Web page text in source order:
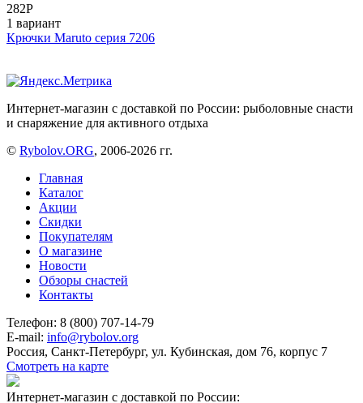
282Р
1 вариант
Крючки Maruto серия 7206
Интернет-магазин с доставкой по России: рыболовные снасти
и снаряжение для активного отдыха
© Rybolov.ORG, 2006-2026 гг.
Главная
Каталог
Акции
Скидки
Покупателям
О магазине
Новости
Обзоры снастей
Контакты
Телефон: 8 (800) 707-14-79
E-mail: info@rybolov.org
Россия, Санкт-Петербург, ул. Кубинская, дом 76, корпус 7
Смотреть на карте
Интернет-магазин с доставкой по России: